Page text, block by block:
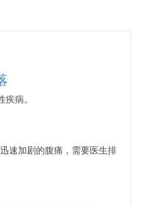
病。
速加剧的腹痛，需要医生排